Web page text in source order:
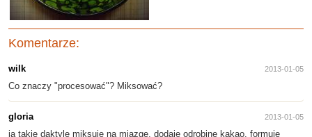
Komentarze:
wilk 2013-01-05
Co znaczy "procesować"? Miksować?
gloria 2013-01-05
ja takie daktyle miksuję na miazgę, dodaję odrobinę kakao, formuję